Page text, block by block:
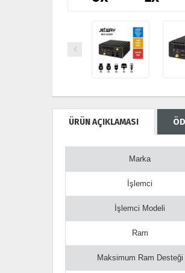
ÜRÜN AÇIKLAMASI
Marka
İşlemci
İşlemci Modeli
Ram
Maksimum Ram Desteği